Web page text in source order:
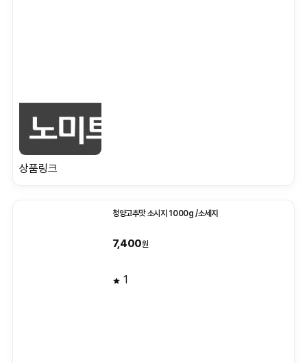
상품링크
청양고추맛 소시지 1000g /소세지
7,400원
1